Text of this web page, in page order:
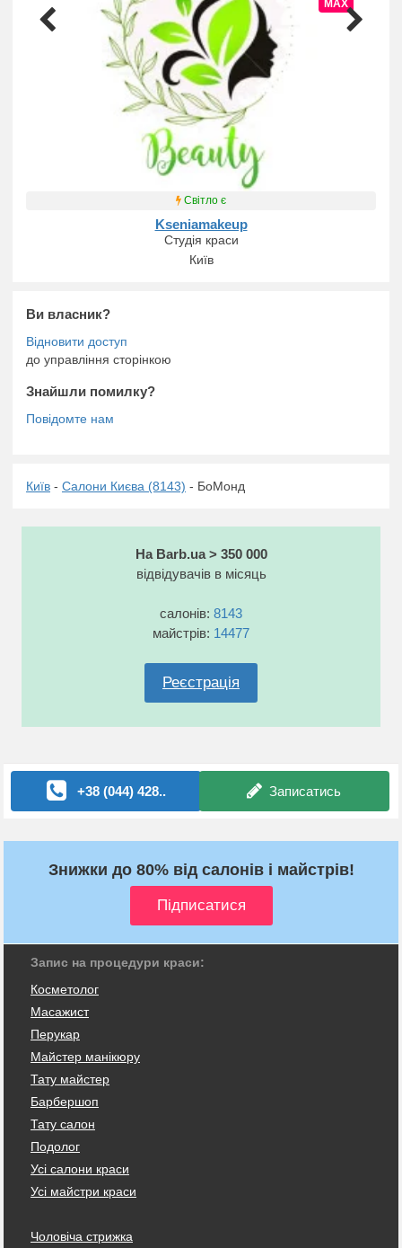
MAX
Світло є
Kseniamakeup
Студія краси
Київ
Ви власник?
до управління сторінкою
Знайшли помилку?
Київ - Салони Києва (8143) - БоМонд
На Barb.ua > 350 000
відвідувачів в місяць
салонів: 8143
майстрів: 14477
Реєстрація
+38 (044) 428.. Записатись
Знижки до 80% від салонів і майстрів!
Запис на процедури краси:
Косметолог
Масажист
Перукар
Майстер манікюру
Тату майстер
Барбершоп
Тату салон
Подолог
Усі салони краси
Усі майстри краси
Чоловіча стрижка